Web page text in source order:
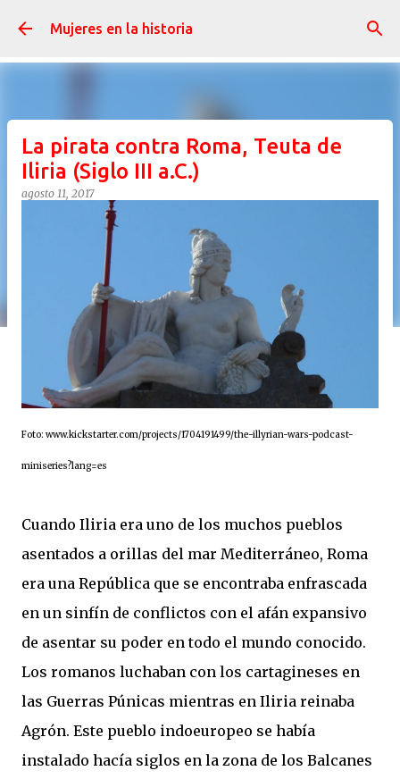
Ir al contenido principal
Mujeres en la historia
La pirata contra Roma, Teuta de
Iliria (Siglo III a.C.)
agosto 11, 2017
Foto: www.kickstarter.com/projects/1704191499/the-illyrian-wars-podcast-
miniseries?lang=es
Cuando Iliria era uno de los muchos pueblos
asentados a orillas del mar Mediterráneo, Roma
era una República que se encontraba enfrascada
en un sinfín de conflictos con el afán expansivo
de asentar su poder en todo el mundo conocido.
Los romanos luchaban con los cartagineses en
las Guerras Púnicas mientras en Iliria reinaba
Agrón. Este pueblo indoeuropeo se había
instalado hacía siglos en la zona de los Balcanes